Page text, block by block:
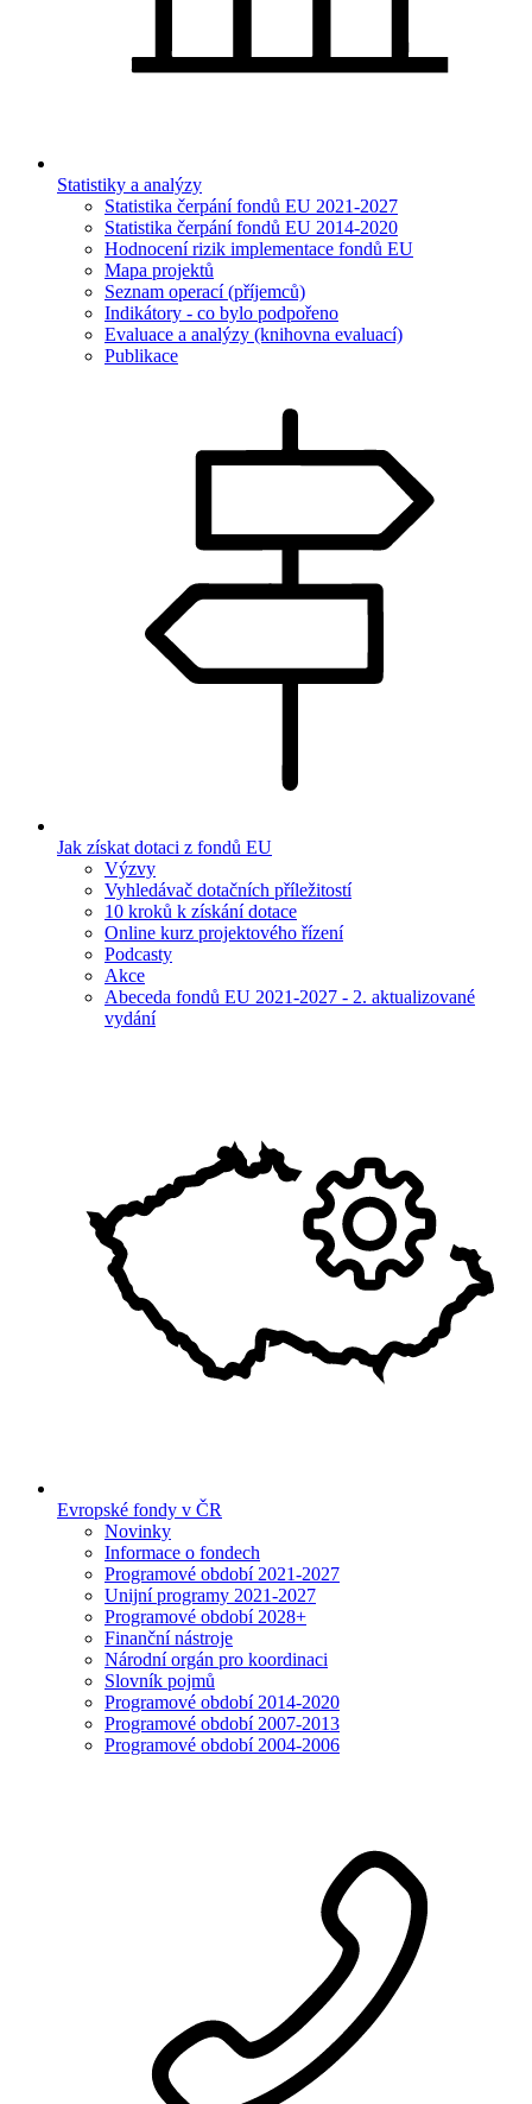
Statistiky a analýzy
Statistika čerpání fondů EU 2021-2027
Statistika čerpání fondů EU 2014-2020
Hodnocení rizik implementace fondů EU
Mapa projektů
Seznam operací (příjemců)
Indikátory - co bylo podpořeno
Evaluace a analýzy (knihovna evaluací)
Publikace
Jak získat dotaci z fondů EU
Výzvy
Vyhledávač dotačních příležitostí
10 kroků k získání dotace
Online kurz projektového řízení
Podcasty
Akce
Abeceda fondů EU 2021-2027 - 2. aktualizované
vydání
Evropské fondy v ČR
Novinky
Informace o fondech
Programové období 2021-2027
Unijní programy 2021-2027
Programové období 2028+
Finanční nástroje
Národní orgán pro koordinaci
Slovník pojmů
Programové období 2014-2020
Programové období 2007-2013
Programové období 2004-2006